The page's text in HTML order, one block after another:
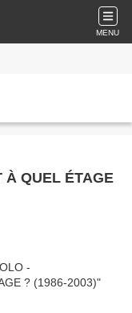
MENU
À QUEL ÉTAGE